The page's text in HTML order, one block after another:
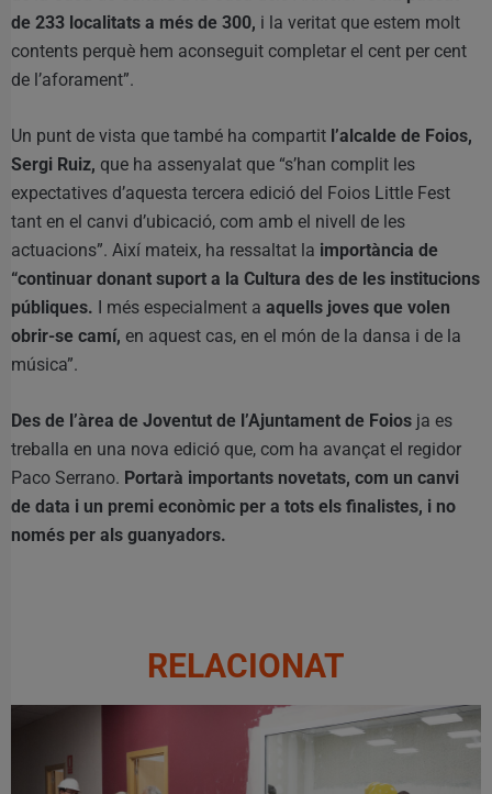
de 233 localitats a més de 300, i la veritat que estem molt
contents perquè hem aconseguit completar el cent per cent
de l’aforament”.
Un punt de vista que també ha compartit l’alcalde de Foios,
Sergi Ruiz, que ha assenyalat que “s’han complit les
expectatives d’aquesta tercera edició del Foios Little Fest
tant en el canvi d’ubicació, com amb el nivell de les
actuacions”. Així mateix, ha ressaltat la importància de
“continuar donant suport a la Cultura des de les institucions
públiques. I més especialment a aquells joves que volen
obrir-se camí, en aquest cas, en el món de la dansa i de la
música”.
Des de l’àrea de Joventut de l’Ajuntament de Foios ja es
treballa en una nova edició que, com ha avançat el regidor
Paco Serrano. Portarà importants novetats, com un canvi
de data i un premi econòmic per a tots els finalistes, i no
només per als guanyadors.
RELACIONAT